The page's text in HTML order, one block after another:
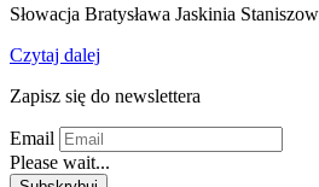
Słowacja Bratysława Jaskinia
Czytaj dalej
Zapisz się do newslettera
Email
Please wait...